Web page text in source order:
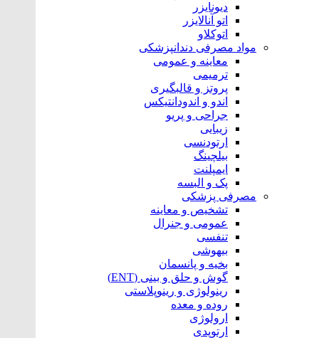
دیونایزر
اتو آنالایزر
اتوکلاو
مواد مصرفی دندانپزشکی
معاینه و عمومی
ترمیمی
پروتز و قالبگیری
اندو و اندودانتیکس
جراحی و پریو
زیبایی
ارتودنسی
بیلچینگ
ایمپلنت
پک و البسه
مصرفی پزشکی
تشخیص و معاینه
عمومی و جنرال
تنفسی
بیهوشی
بخیه و پانسمان
گوش و حلق و بینی (ENT)
رینولوژی و رینوپلاستی
روده و معده
ارولوژی
ارتوپدی